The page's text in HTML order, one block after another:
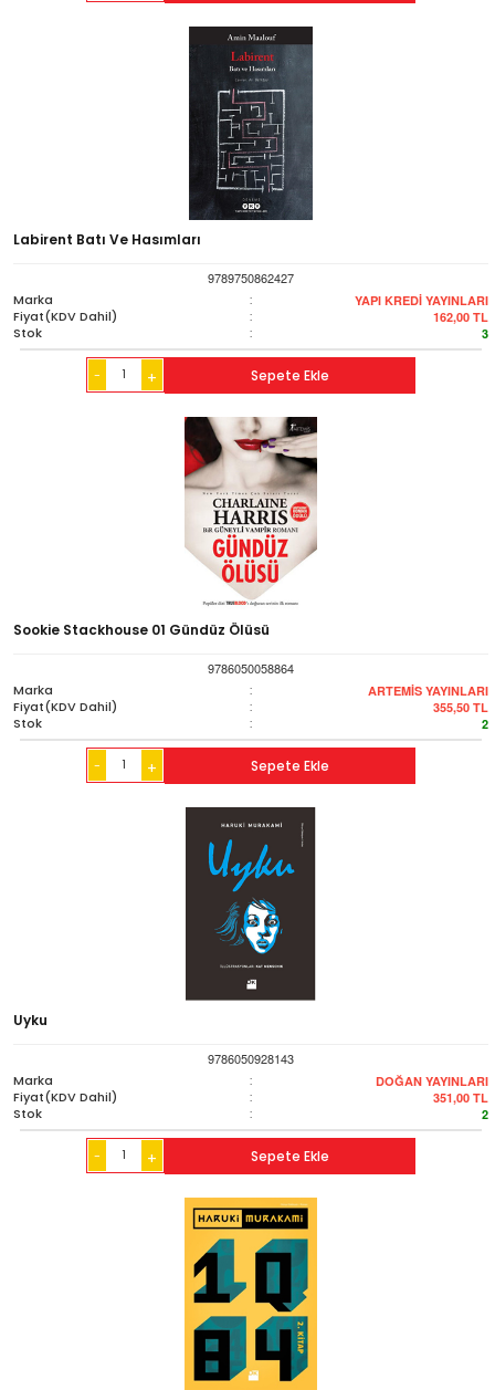
Labirent Batı Ve Hasımları
9789750862427
Marka
: YAPI KREDİ YAYINLARI
Fiyat(KDV Dahil) : 162,00 TL
Stok : 3
- + Sepete Ekle
Sookie Stackhouse 01 Gündüz Ölüsü
9786050058864
Marka
: ARTEMİS YAYINLARI
Fiyat(KDV Dahil) : 355,50 TL
Stok : 2
- + Sepete Ekle
Uyku
9786050928143
Marka
: DOĞAN YAYINLARI
Fiyat(KDV Dahil) : 351,00 TL
Stok : 2
- + Sepete Ekle